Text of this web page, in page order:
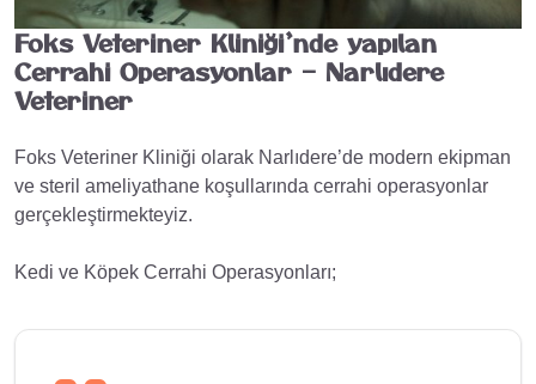
Foks Veteriner Kliniği’nde yapılan
Cerrahi Operasyonlar – Narlıdere
Veteriner
Foks Veteriner Kliniği olarak Narlıdere’de modern ekipman
ve steril ameliyathane koşullarında cerrahi operasyonlar
gerçekleştirmekteyiz.
Kedi ve Köpek Cerrahi Operasyonları;